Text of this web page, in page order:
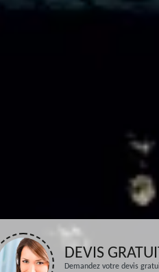
DEVIS
Demandez votre devis